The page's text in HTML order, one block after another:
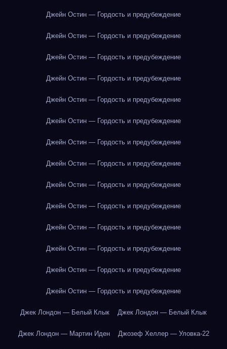
Джейн Остин — Гордость и предубеждение
Джейн Остин — Гордость и предубеждение
Джейн Остин — Гордость и предубеждение
Джейн Остин — Гордость и предубеждение
Джейн Остин — Гордость и предубеждение
Джейн Остин — Гордость и предубеждение
Джейн Остин — Гордость и предубеждение
Джейн Остин — Гордость и предубеждение
Джейн Остин — Гордость и предубеждение
Джейн Остин — Гордость и предубеждение
Джейн Остин — Гордость и предубеждение
Джейн Остин — Гордость и предубеждение
Джейн Остин — Гордость и предубеждение
Джейн Остин — Гордость и предубеждение
Джек Лондон — Белый Клык Джек Лондон — Белый Клык
Джек Лондон — Мартин Иден Джозеф Хеллер — Уловка-22